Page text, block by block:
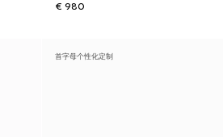
€ 980
首字母个性化定制